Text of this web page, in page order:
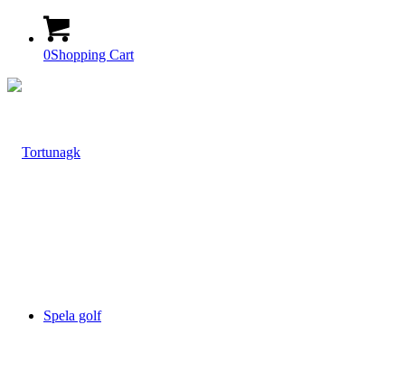
0Shopping Cart
Spela golf